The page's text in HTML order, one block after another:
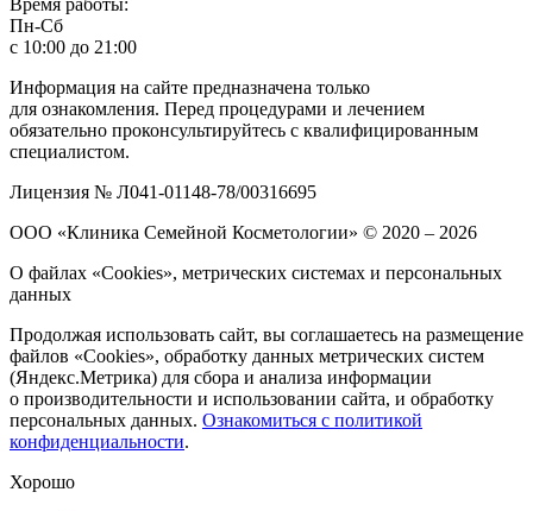
Время работы:
Пн-Сб
с 10:00 до 21:00
Информация на сайте предназначена только
для ознакомления. Перед процедурами и лечением
обязательно проконсультируйтесь с квалифицированным
специалистом.
Лицензия № Л041-01148-78/00316695
ООО «Клиника Семейной Косметологии» © 2020 – 2026
О файлах «Cookies», метрических системах и персональных
данных
Продолжая использовать сайт, вы соглашаетесь на размещение
файлов «Cookies», обработку данных метрических систем
(Яндекс.Метрика) для сбора и анализа информации
о производительности и использовании сайта, и обработку
персональных данных. Ознакомиться с политикой
конфиденциальности.
Хорошо